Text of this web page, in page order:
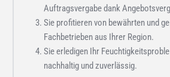
Auftragsvergabe dank
Sie profitieren von bewährten und
Fachbetrieben aus Ihrer Region.
Sie erledigen Ihr
nachhaltig und zuverlässig.